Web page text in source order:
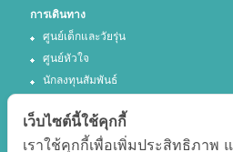
การเดินทาง
ศูนย์เด็กและวัยรุ่น
ศูนย์หัวใจ
นักลงทุนสัมพันธ์
เว็บไซต์นี้ใช้คุกกี้
เราใช้คุกกี้เพื่อเพิ่มประสิทธิภาพ